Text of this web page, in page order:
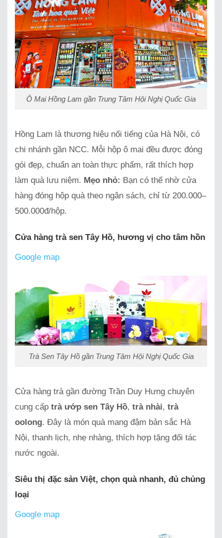
Ô Mai Hồng Lam gần Trung Tâm Hội Nghị Quốc Gia
Hồng Lam là thương hiệu nổi tiếng của Hà Nội, có
chi nhánh gần NCC. Mỗi hộp ô mai đều được đóng
gói đẹp, chuẩn an toàn thực phẩm, rất thích hợp
làm quà lưu niệm. Mẹo nhỏ: Bạn có thể nhờ cửa
hàng đóng hộp quà theo ngân sách, chỉ từ 200.000–
500.000đ/hộp.
Cửa hàng trà sen Tây Hồ, hương vị cho tâm hồn
Google map
Trà Sen Tây Hồ gần Trung Tâm Hội Nghị Quốc Gia
Cửa hàng trà gần đường Trần Duy Hưng chuyên
cung cấp trà ướp sen Tây Hồ, trà nhài, trà
oolong. Đây là món quà mang đậm bản sắc Hà
Nội, thanh lịch, nhẹ nhàng, thích hợp tặng đối tác
nước ngoài.
Siêu thị đặc sản Việt, chọn quà nhanh, đủ chủng
loại
Google map